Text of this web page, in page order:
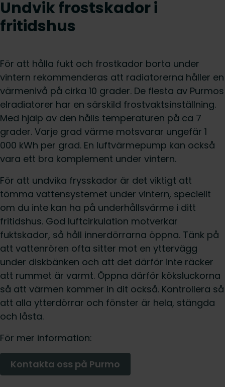
Undvik frostskador i
fritidshus
För att hålla fukt och frostkador borta under
vintern rekommenderas att radiatorerna håller en
värmenivå på cirka 10 grader. De flesta av Purmos
elradiatorer har en särskild frostvaktsinställning.
Med hjälp av den hålls temperaturen på ca 7
grader. Varje grad värme motsvarar ungefär 1
000 kWh per grad. En luftvärmepump kan också
vara ett bra komplement under vintern.
För att undvika frysskador är det viktigt att
tömma vattensystemet under vintern, speciellt
om du inte kan ha på underhållsvärme i ditt
fritidshus. God luftcirkulation motverkar
fuktskador, så håll innerdörrarna öppna. Tänk på
att vattenrören ofta sitter mot en yttervägg
under diskbänken och att det därför inte räcker
att rummet är varmt. Öppna därför köksluckorna
så att värmen kommer in dit också. Kontrollera så
att alla ytterdörrar och fönster är hela, stängda
och låsta.
För mer information:
Kontakta oss på Purmo